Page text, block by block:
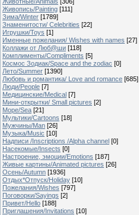
Живопись/Painting [111]
Зима/Winter [1789]
Знаменитости/ Celebrities [22]
Игрушки/Toys [1]
Именные пожелания/ Wishes with names [27]
Коллажи от Люб@ши [118]
Комплименты/Compliments [5]
Космос Зодиак/Space and the zodiac [0]
Лето/Summer [1390]
Любовь и романтика/ Love and romance [685]
Люди/People [7]
Медицинские/Medical [7]
Мини-открытки/ Small pictures [2]
Море/Sea [21]
Мультики/Cartoons [18]
Мужчины/Man [26]
Музыка/Music [10]
Надписи /Inscriptions /Alpha channel [0]
Насекомые/Insects [0]
Настроение, эмоции/Emotions [187]
Живые картины/Animated pictures [26]
Осень/Autumn [1936]
Отдых*Отпуск/Holiday [10]
Пожелания/Wishes [797]
Поговорки/Sayings [2]
Привет/Hello [188]
Приглашения/Invitations [10]